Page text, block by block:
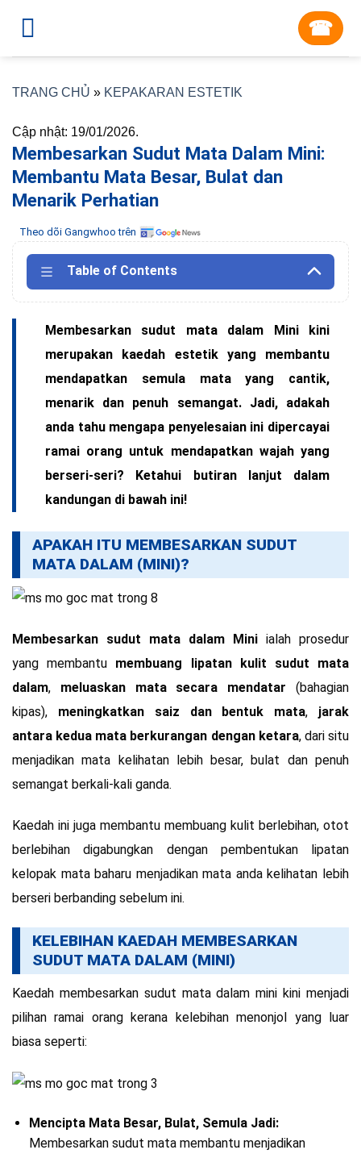
☎︎
TRANG CHỦ » KEPAKARAN ESTETIK
Cập nhật: 19/01/2026.
Membesarkan Sudut Mata Dalam Mini:
Membantu Mata Besar, Bulat dan
Menarik Perhatian
Theo dõi Gangwhoo trên
Table of Contents
Membesarkan sudut mata dalam Mini kini
merupakan kaedah estetik yang membantu
mendapatkan semula mata yang cantik,
menarik dan penuh semangat. Jadi, adakah
anda tahu mengapa penyelesaian ini dipercayai
ramai orang untuk mendapatkan wajah yang
berseri-seri? Ketahui butiran lanjut dalam
kandungan di bawah ini!
APAKAH ITU MEMBESARKAN SUDUT
MATA DALAM (MINI)?
Membesarkan sudut mata dalam Mini ialah prosedur
yang membantu membuang lipatan kulit sudut mata
dalam, meluaskan mata secara mendatar (bahagian
kipas), meningkatkan saiz dan bentuk mata, jarak
antara kedua mata berkurangan dengan ketara, dari situ
menjadikan mata kelihatan lebih besar, bulat dan penuh
semangat berkali-kali ganda.
Kaedah ini juga membantu membuang kulit berlebihan, otot
berlebihan digabungkan dengan pembentukan lipatan
kelopak mata baharu menjadikan mata anda kelihatan lebih
berseri berbanding sebelum ini.
KELEBIHAN KAEDAH MEMBESARKAN
SUDUT MATA DALAM (MINI)
Kaedah membesarkan sudut mata dalam mini kini menjadi
pilihan ramai orang kerana kelebihan menonjol yang luar
biasa seperti:
Mencipta Mata Besar, Bulat, Semula Jadi:
Membesarkan sudut mata membantu menjadikan